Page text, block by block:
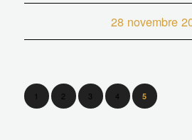
28 novembre
1 2 3 4 5